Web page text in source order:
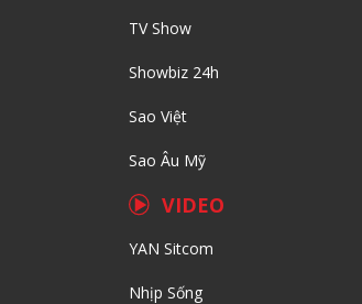
TV Show
Showbiz 24h
Sao Việt
Sao Âu Mỹ
VIDEO
YAN Sitcom
Nhịp Sống